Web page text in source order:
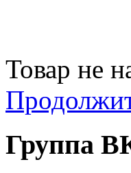
Товар не
Группа